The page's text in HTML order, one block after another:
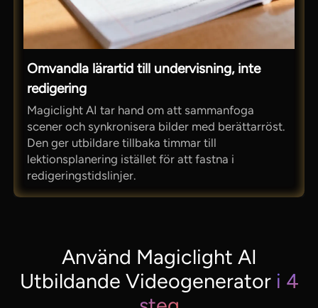
Omvandla lärartid till undervisning, inte
redigering
Magiclight AI tar hand om att sammanfoga
scener och synkronisera bilder med berättarröst.
Den ger utbildare tillbaka timmar till
lektionsplanering istället för att fastna i
redigeringstidslinjer.
Använd Magiclight AI
Utbildande Videogeneratori 4